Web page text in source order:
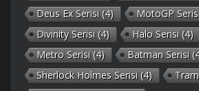
Deus Ex Serisi (4) MotoGP
Divinity Serisi (4) Halo Serisi (4)
Metro Serisi (4) Batman Serisi
Sherlock Holmes Serisi (4)